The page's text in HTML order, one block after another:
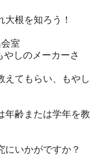
大根を知ろう！
室
しのメーカーさ
てもらい、もやし
齢または学年を教
にいかがですか？